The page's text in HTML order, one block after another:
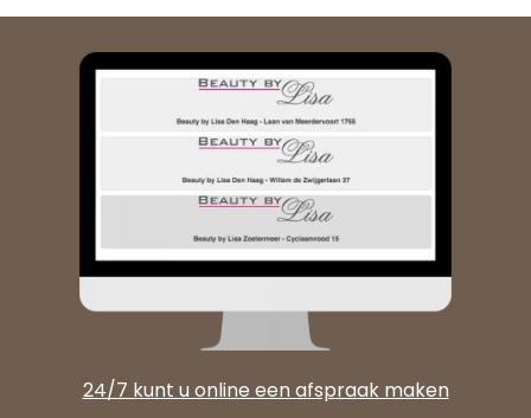
24/7 kunt u online een afspraak maken